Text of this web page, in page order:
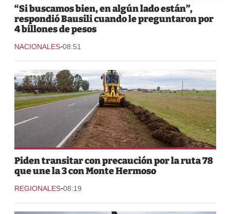
“Si buscamos bien, en algún lado están”,
respondió Bausili cuando le preguntaron por
4 billones de pesos
NACIONALES-08:51
Piden transitar con precaución por la ruta 78
que une la 3 con Monte Hermoso
REGIONALES-08:19